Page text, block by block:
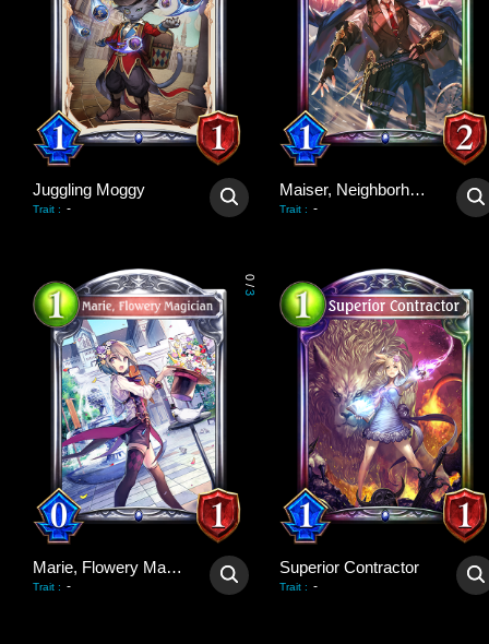
Juggling Moggy
Trait : -
Maiser, Neighborhood Hero
Trait : -
0
/
3
Marie, Flowery Magician
Trait : -
Superior Contractor
Trait : -